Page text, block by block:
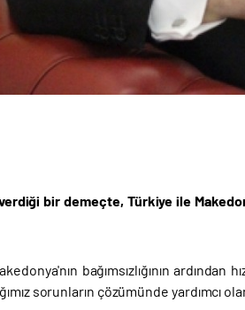
bir demeçte, Türkiye ile
bağımsızlığının
sorunların çözümünde yardımcı